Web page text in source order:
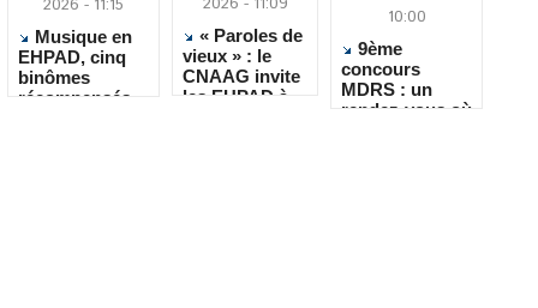
2026 - 11:15
Musique en
EHPAD, cinq
binômes
récompensés
« Paroles de
vieux » : le
CNAAG invite
les EHPAD à
10:00
9ème
concours
MDRS : un
rendez-vous où